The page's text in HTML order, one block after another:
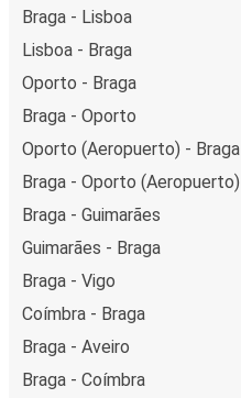
Braga - Lisboa
Lisboa - Braga
Oporto - Braga
Braga - Oporto
Oporto (Aeropuerto) - Braga
Braga - Oporto (Aeropuerto)
Braga - Guimarães
Guimarães - Braga
Braga - Vigo
Coímbra - Braga
Braga - Aveiro
Braga - Coímbra